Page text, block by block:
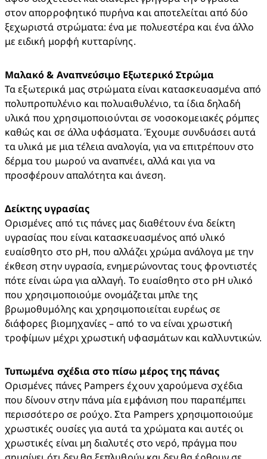
στον απορροφητικό πυρήνα και αποτελείται από δύο
ξεχωριστά στρώματα: ένα με πολυεστέρα και ένα άλλο
με ειδική μορφή κυτταρίνης.
Μαλακό & Αναπνεύσιμο Εξωτερικό Στρώμα
Τα εξωτερικά μας στρώματα είναι κατασκευασμένα από
πολυπροπυλένιο και πολυαιθυλένιο, τα ίδια δηλαδή
υλικά που χρησιμοποιούνται σε νοσοκομειακές ρόμπες
καθώς και σε άλλα υφάσματα. Έχουμε συνδυάσει αυτά
τα υλικά με μια τέλεια αναλογία, για να επιτρέπουν στο
δέρμα του μωρού να αναπνέει, αλλά και για να
προσφέρουν απαλότητα και άνεση.
Δείκτης υγρασίας
Ορισμένες από τις πάνες μας διαθέτουν ένα δείκτη
υγρασίας που είναι κατασκευασμένος από υλικό
ευαίσθητο στο pH, που αλλάζει χρώμα ανάλογα με την
έκθεση στην υγρασία, ενημερώνοντας τους φροντιστές
πότε είναι ώρα για αλλαγή. Το ευαίσθητο στο pH υλικό
που χρησιμοποιούμε ονομάζεται μπλε της
βρωμοθυμόλης και χρησιμοποιείται ευρέως σε
διάφορες βιομηχανίες – από το να είναι χρωστική
τροφίμων μέχρι χρωστική υφασμάτων και καλλυντικών.
Τυπωμένα σχέδια στο πίσω μέρος της πάνας
Ορισμένες πάνες Pampers έχουν χαρούμενα σχέδια
που δίνουν στην πάνα μία εμφάνιση που παραπέμπει
περισσότερο σε ρούχο. Στα Pampers χρησιμοποιούμε
χρωστικές ουσίες για αυτά τα χρώματα και αυτές οι
χρωστικές είναι μη διαλυτές στο νερό, πράγμα που